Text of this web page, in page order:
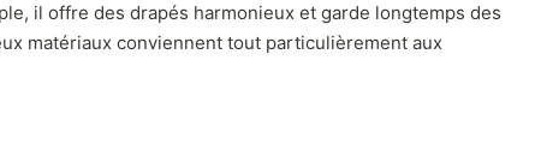
il offre des drapés harmonieux et garde longtemps des
matériaux conviennent tout particulièrement aux